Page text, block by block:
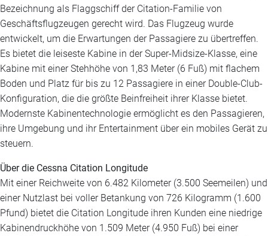
Bezeichnung als Flaggschiff der Citation-Familie von
Geschäftsflugzeugen gerecht wird. Das Flugzeug wurde
entwickelt, um die Erwartungen der Passagiere zu übertreffen.
Es bietet die leiseste Kabine in der Super-Midsize-Klasse, eine
Kabine mit einer Stehhöhe von 1,83 Meter (6 Fuß) mit flachem
Boden und Platz für bis zu 12 Passagiere in einer Double-Club-
Konfiguration, die die größte Beinfreiheit ihrer Klasse bietet.
Modernste Kabinentechnologie ermöglicht es den Passagieren,
ihre Umgebung und ihr Entertainment über ein mobiles Gerät zu
steuern.
Über die Cessna Citation Longitude
Mit einer Reichweite von 6.482 Kilometer (3.500 Seemeilen) und
einer Nutzlast bei voller Betankung von 726 Kilogramm (1.600
Pfund) bietet die Citation Longitude ihren Kunden eine niedrige
Kabinendruckhöhe von 1.509 Meter (4.950 Fuß) bei einer